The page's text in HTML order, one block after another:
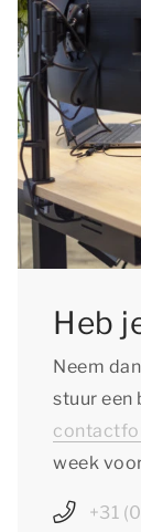
Heb
Neem
stuur een
week
+31